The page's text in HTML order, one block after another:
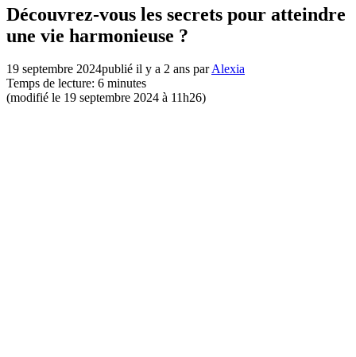
Découvrez-vous les secrets pour atteindre
une vie harmonieuse ?
19 septembre 2024publié il y a 2 ans parAlexia
Temps de lecture: 6 minutes
(modifié le 19 septembre 2024 à 11h26)